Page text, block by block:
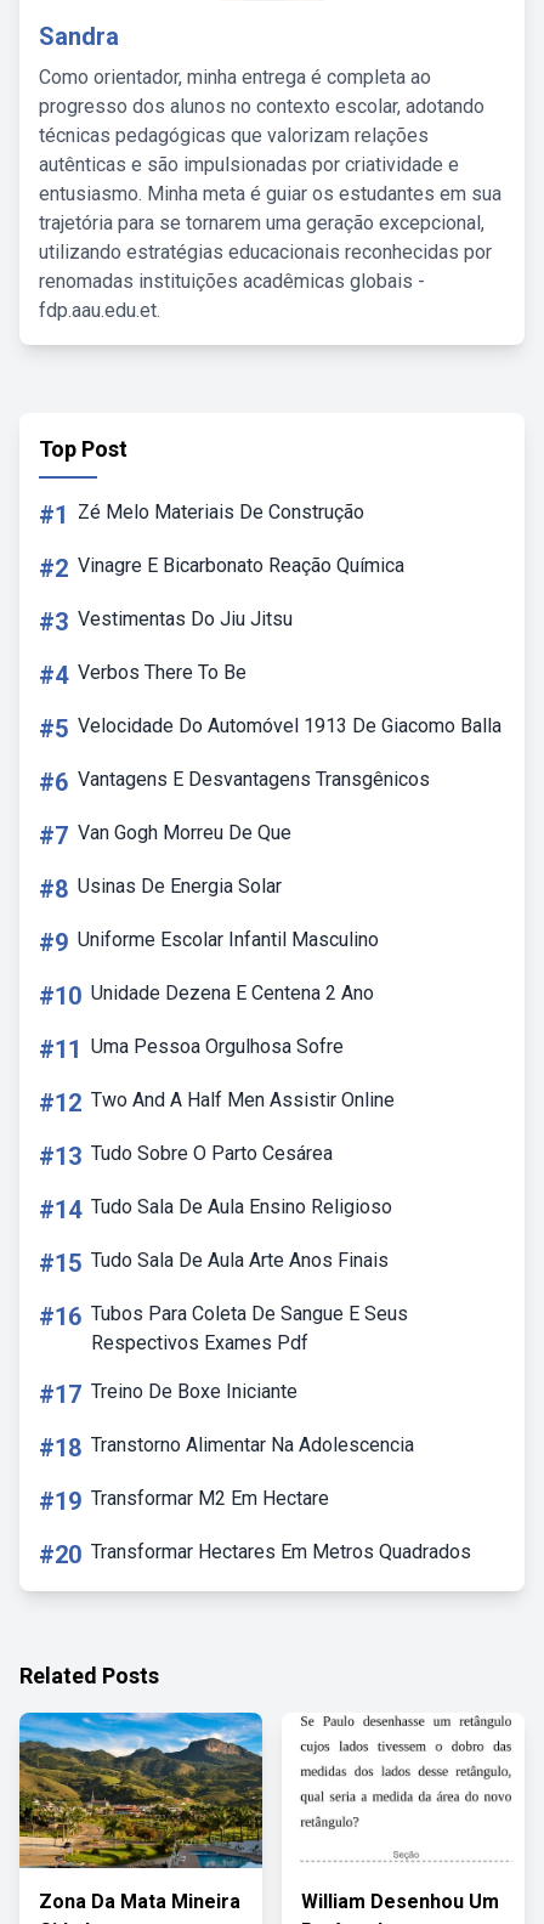
Sandra
Como orientador, minha entrega é completa ao
progresso dos alunos no contexto escolar, adotando
técnicas pedagógicas que valorizam relações
autênticas e são impulsionadas por criatividade e
entusiasmo. Minha meta é guiar os estudantes em sua
trajetória para se tornarem uma geração excepcional,
utilizando estratégias educacionais reconhecidas por
renomadas instituições acadêmicas globais -
fdp.aau.edu.et.
Top Post
#1 Zé Melo Materiais De Construção
#2 Vinagre E Bicarbonato Reação Química
#3 Vestimentas Do Jiu Jitsu
#4 Verbos There To Be
#5 Velocidade Do Automóvel 1913 De Giacomo Balla
#6 Vantagens E Desvantagens Transgênicos
#7 Van Gogh Morreu De Que
#8 Usinas De Energia Solar
#9 Uniforme Escolar Infantil Masculino
#10 Unidade Dezena E Centena 2 Ano
#11 Uma Pessoa Orgulhosa Sofre
#12 Two And A Half Men Assistir Online
#13 Tudo Sobre O Parto Cesárea
#14 Tudo Sala De Aula Ensino Religioso
#15 Tudo Sala De Aula Arte Anos Finais
#16 Tubos Para Coleta De Sangue E Seus
Respectivos Exames Pdf
#17 Treino De Boxe Iniciante
#18 Transtorno Alimentar Na Adolescencia
#19 Transformar M2 Em Hectare
#20 Transformar Hectares Em Metros Quadrados
Related Posts
Zona Da Mata Mineira
William Desenhou Um